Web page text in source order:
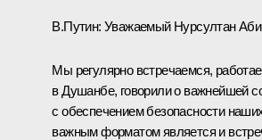
В.Путин: Уважаемый Нурсултан
Мы регулярно встречаемся,
в Душанбе, говорили о важнейшей
с обеспечением безопасности
важным форматом является и